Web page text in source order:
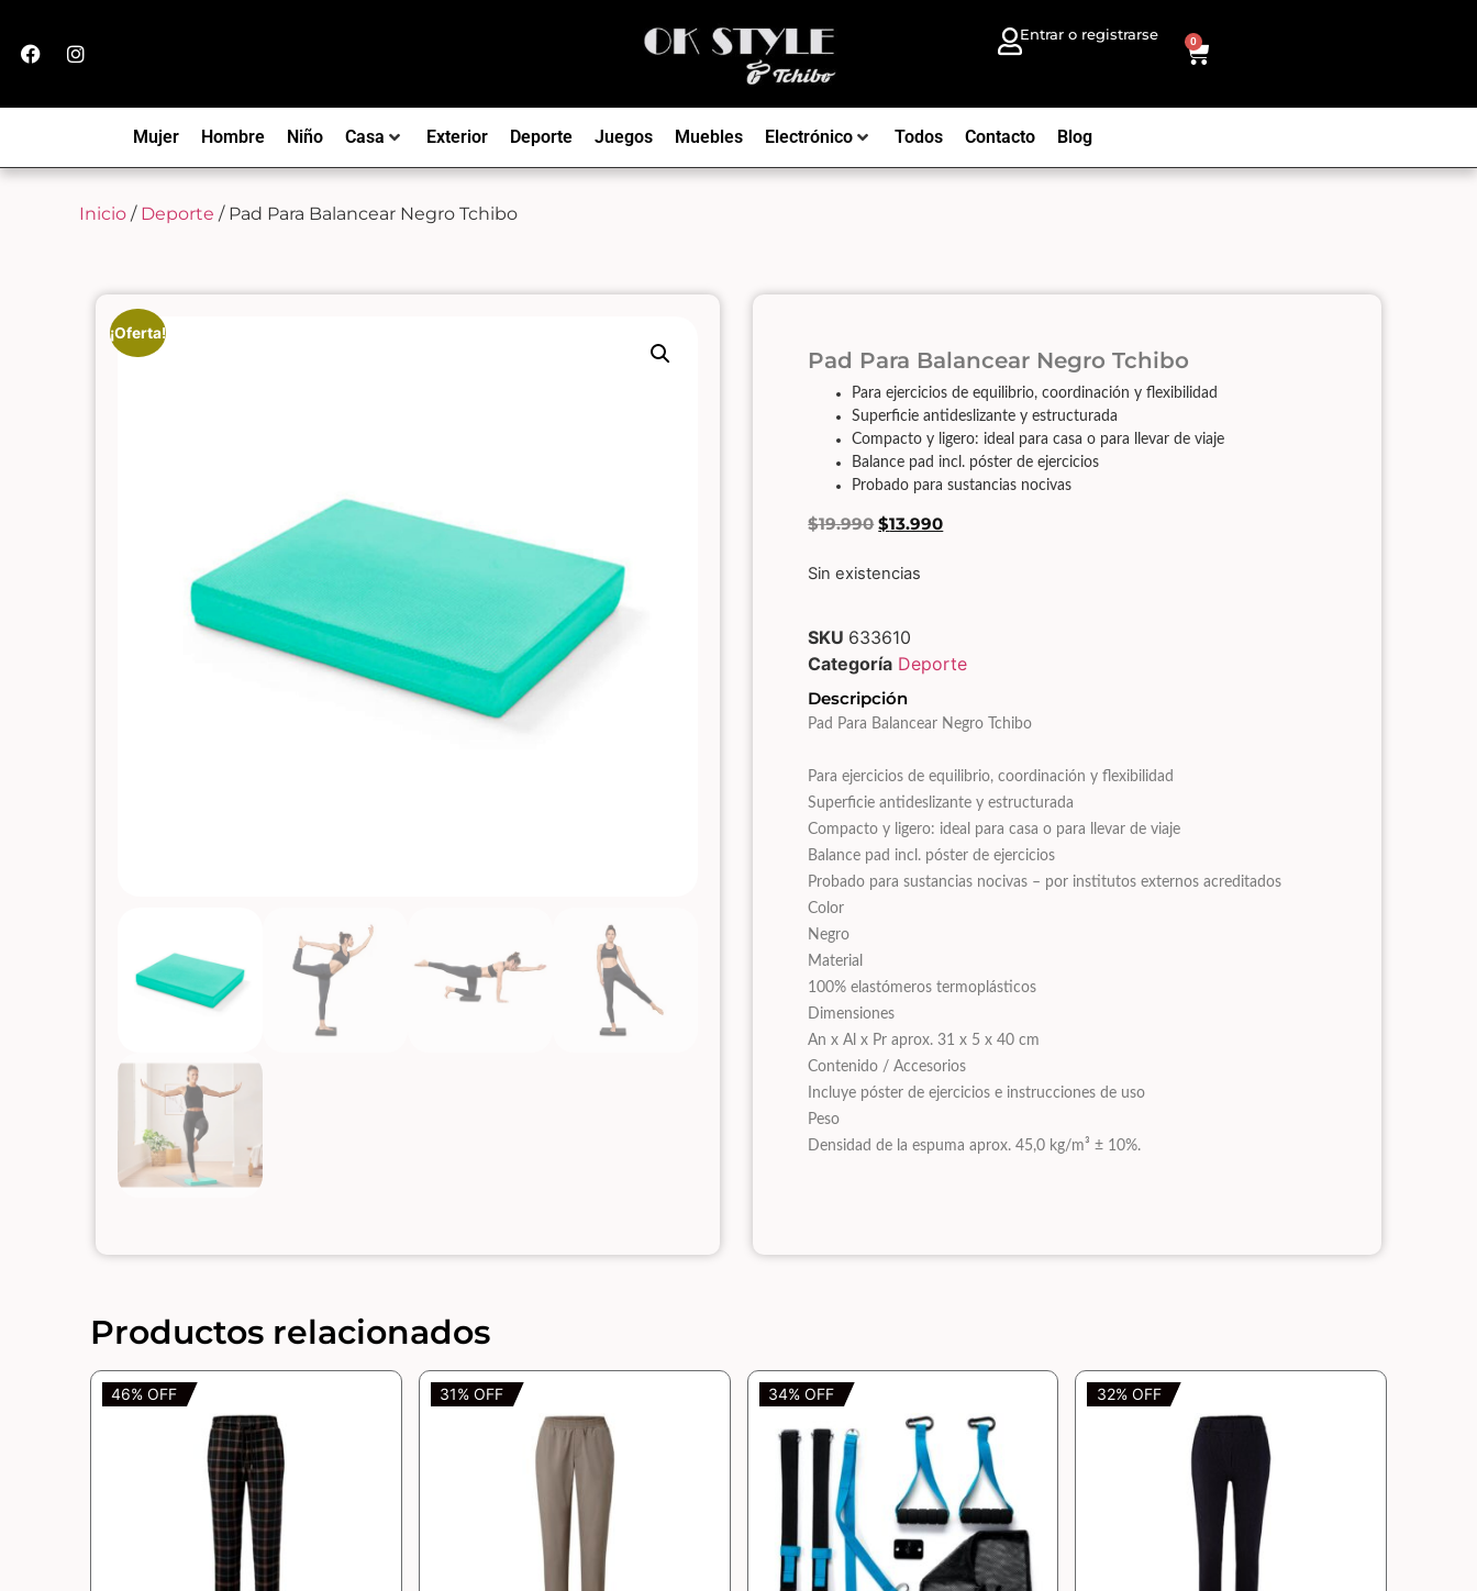
Entrar o registrarse 0
Mujer Hombre Niño Casa Exterior Deporte Juegos Muebles Electrónico Todos Contacto Blog
Inicio / Deporte / Pad Para Balancear Negro Tchibo
¡Oferta!
Pad Para Balancear Negro Tchibo
Para ejercicios de equilibrio, coordinación y flexibilidad
Superficie antideslizante y estructurada
Compacto y ligero: ideal para casa o para llevar de viaje
Balance pad incl. póster de ejercicios
Probado para sustancias nocivas
$19.990 $13.990
Sin existencias
SKU 633610
Categoría Deporte
Descripción
Pad Para Balancear Negro Tchibo
Para ejercicios de equilibrio, coordinación y flexibilidad
Superficie antideslizante y estructurada
Compacto y ligero: ideal para casa o para llevar de viaje
Balance pad incl. póster de ejercicios
Probado para sustancias nocivas – por institutos externos acreditados
Color
Negro
Material
100% elastómeros termoplásticos
Dimensiones
An x Al x Pr aprox. 31 x 5 x 40 cm
Contenido / Accesorios
Incluye póster de ejercicios e instrucciones de uso
Peso
Densidad de la espuma aprox. 45,0 kg/m³ ± 10%.
Productos relacionados
46% OFF 31% OFF 34% OFF 32% OFF